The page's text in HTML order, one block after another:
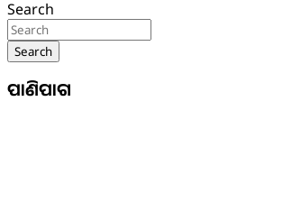
Search
Search
ପାଣିପାଗ